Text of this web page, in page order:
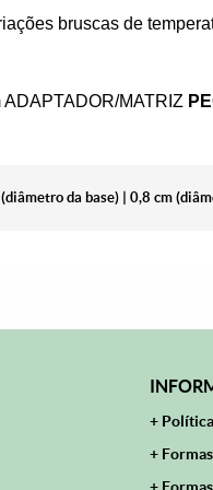
bruscas de
MATRIZ
da base) | 0,8 cm